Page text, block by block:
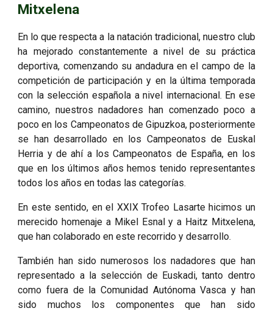
Mitxelena
En lo que respecta a la natación tradicional, nuestro club
ha mejorado constantemente a nivel de su práctica
deportiva, comenzando su andadura en el campo de la
competición de participación y en la última temporada
con la selección española a nivel internacional. En ese
camino, nuestros nadadores han comenzado poco a
poco en los Campeonatos de Gipuzkoa, posteriormente
se han desarrollado en los Campeonatos de Euskal
Herria y de ahí a los Campeonatos de España, en los
que en los últimos años hemos tenido representantes
todos los años en todas las categorías.
En este sentido, en el XXIX Trofeo Lasarte hicimos un
merecido homenaje a Mikel Esnal y a Haitz Mitxelena,
que han colaborado en este recorrido y desarrollo.
También han sido numerosos los nadadores que han
representado a la selección de Euskadi, tanto dentro
como fuera de la Comunidad Autónoma Vasca y han
sido muchos los componentes que han sido